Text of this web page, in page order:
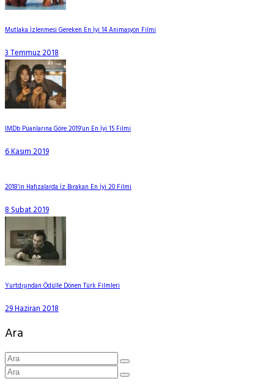
Mutlaka İzlenmesi Gereken En İyi 14 Animasyon Filmi
3 Temmuz 2018
IMDb Puanlarına Göre 2019’un En İyi 15 Filmi
6 Kasım 2019
2018’in Hafızalarda İz Bırakan En İyi 20 Filmi
8 Şubat 2019
Yurtdışından Ödülle Dönen Türk Filmleri
29 Haziran 2018
Ara